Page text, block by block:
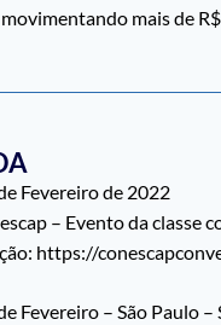
mais de
Fevereiro de 2022
– Evento da classe
https://
Fevereiro – São Paulo –